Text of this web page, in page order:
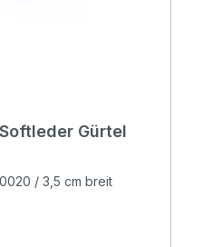
von 5 von 5 Sternen
Gürtel
/ 3,5 cm breit